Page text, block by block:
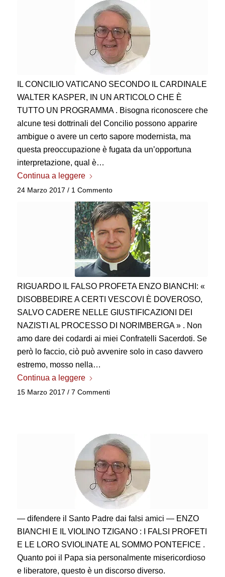
IL CONCILIO VATICANO SECONDO IL CARDINALE
WALTER KASPER, IN UN ARTICOLO CHE È
TUTTO UN PROGRAMMA . Bisogna riconoscere che
alcune tesi dottrinali del Concilio possono apparire
ambigue o avere un certo sapore modernista, ma
questa preoccupazione è fugata da un’opportuna
interpretazione, qual è…
Continua a leggere
24 Marzo 2017 / 1 Commento
RIGUARDO IL FALSO PROFETA ENZO BIANCHI: «
DISOBBEDIRE A CERTI VESCOVI È DOVEROSO,
SALVO CADERE NELLE GIUSTIFICAZIONI DEI
NAZISTI AL PROCESSO DI NORIMBERGA » . Non
amo dare dei codardi ai miei Confratelli Sacerdoti. Se
però lo faccio, ciò può avvenire solo in caso davvero
estremo, mosso nella…
Continua a leggere
15 Marzo 2017 / 7 Commenti
— difendere il Santo Padre dai falsi amici — ENZO
BIANCHI E IL VIOLINO TZIGANO : I FALSI PROFETI
E LE LORO SVIOLINATE AL SOMMO PONTEFICE .
Quanto poi il Papa sia personalmente misericordioso
e liberatore, questo è un discorso diverso.